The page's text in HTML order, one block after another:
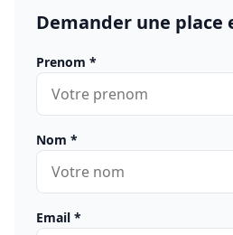
Demander une place
Prenom *
Nom *
Email *